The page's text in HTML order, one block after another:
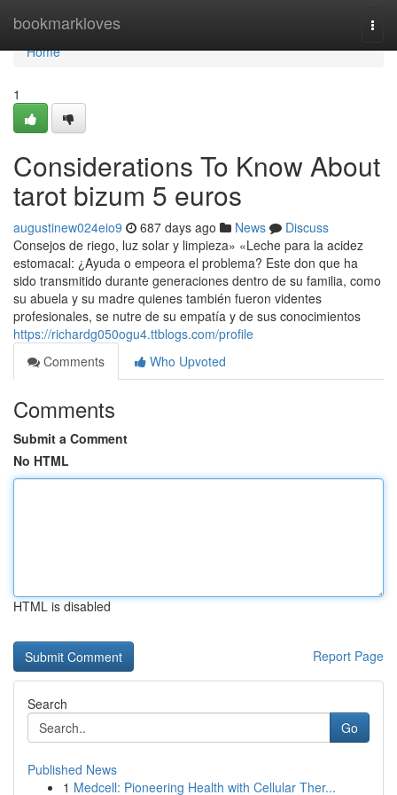
bookmarkloves
Home
Home
1
Considerations To Know About
tarot bizum 5 euros
augustinew024eio9 687 days ago News
Discuss
Consejos de riego, luz solar y limpieza» «Leche para la acidez
estomacal: ¿Ayuda o empeora el problema? Este don que ha
sido transmitido durante generaciones dentro de su familia, como
su abuela y su madre quienes también fueron videntes
profesionales, se nutre de su empatía y de sus conocimientos
https://richardg050ogu4.ttblogs.com/profile
Comments
Who Upvoted
Comments
Submit a Comment
No HTML
HTML is disabled
Report Page
Search
Go
Published News
1 Medcell: Pioneering Health with Cellular Ther...